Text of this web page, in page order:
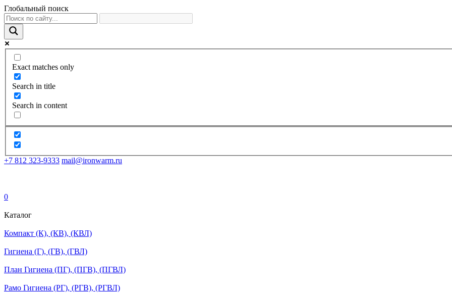
Глобальный поиск
Exact matches only
Search in title
Search in content
+7 812 323-9333 mail@ironwarm.ru
0
Каталог
Компакт (К), (КВ), (КВЛ)
Гигиена (Г), (ГВ), (ГВЛ)
План Гигиена (ПГ), (ПГВ), (ПГВЛ)
Рамо Гигиена (РГ), (РГВ), (РГВЛ)